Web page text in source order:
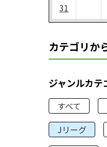
31
カテゴリか
ジャンルカテ
すべて
Jリーグ